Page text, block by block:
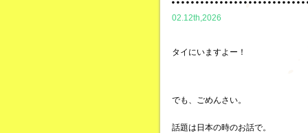
02.12th,2026
タイにいますよー！
でも、ごめんさい。
話題は日本の時のお話で。